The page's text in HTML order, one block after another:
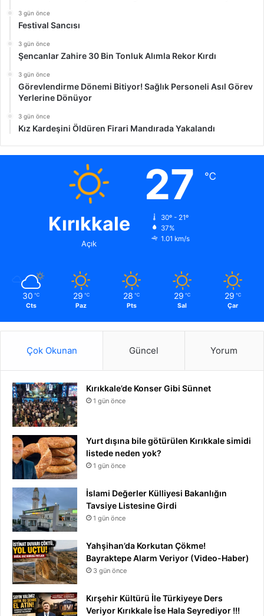
3 gün önce
Festival Sancısı
3 gün önce
Şencanlar Zahire 30 Bin Tonluk Alımla Rekor Kırdı
3 gün önce
Görevlendirme Dönemi Bitiyor! Sağlık Personeli Asıl Görev
Yerlerine Dönüyor
3 gün önce
Kız Kardeşini Öldüren Firari Mandırada Yakalandı
Kırıkkale
Açık
27 ℃
30º - 21º
37%
1.01 km/s
30 ℃
Cts
29 ℃
Paz
28 ℃
Pts
29 ℃
Sal
29 ℃
Çar
Çok Okunan Güncel Yorum
Kırıkkale’de Konser Gibi Sünnet
1 gün önce
Yurt dışına bile götürülen Kırıkkale simidi
listede neden yok?
1 gün önce
İslami Değerler Külliyesi Bakanlığın
Tavsiye Listesine Girdi
1 gün önce
Yahşihan’da Korkutan Çökme!
Bayraktepe Alarm Veriyor (Video-Haber)
3 gün önce
Kırşehir Kültürü İle Türkiyeye Ders
Veriyor Kırıkkale İse Hala Seyrediyor !!!